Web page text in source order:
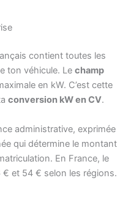
contient toutes les
ton véhicule. Lechamp
en kW. C’est cette
conversion kW en CV.
administrative, exprimée
qui détermine le montant
En France, le
et 54 € selon les régions.